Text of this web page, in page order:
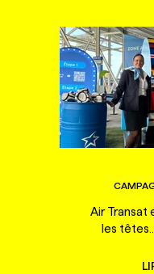
Air Transat
les